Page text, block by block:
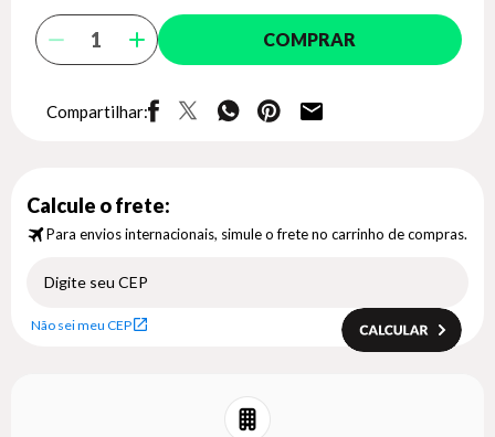
COMPRAR
Compartilhar:
Calcule o frete:
Para envios internacionais, simule o frete no carrinho de compras.
Não sei meu CEP